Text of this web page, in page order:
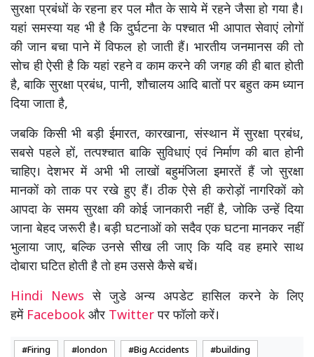
सुरक्षा प्रबंधों के रहना हर पल मौत के साये में रहने जैसा हो गया है।
यहां समस्या यह भी है कि दुर्घटना के पश्चात भी आपात सेवाएं लोगों
की जान बचा पाने में विफल हो जाती हैं। भारतीय जनमानस की तो
सोच ही ऐसी है कि यहां रहने व काम करने की जगह की ही बात होती
है, बाकि सुरक्षा प्रबंध, पानी, शौचालय आदि बातों पर बहुत कम ध्यान
दिया जाता है,
जबकि किसी भी बड़ी ईमारत, कारखाना, संस्थान में सुरक्षा प्रबंध,
सबसे पहले हों, तत्पश्चात बाकि सुविधाएं एवं निर्माण की बात होनी
चाहिए। देशभर में अभी भी लाखों बहुमंजिला इमारतें हैं जो सुरक्षा
मानकों को ताक पर रखे हुए हैं। ठीक ऐसे ही करोड़ों नागरिकों को
आपदा के समय सुरक्षा की कोई जानकारी नहीं है, जोकि उन्हें दिया
जाना बेहद जरूरी है। बड़ी घटनाओं को सदैव एक घटना मानकर नहीं
भुलाया जाए, बल्कि उनसे सीख ली जाए कि यदि वह हमारे साथ
दोबारा घटित होती है तो हम उससे कैसे बचें।
Hindi Newsसे जुडे अन्य अपडेट हासिल करने के लिए
हमें Facebook और Twitterपर फॉलो करें।
Firing london Big Accidents building